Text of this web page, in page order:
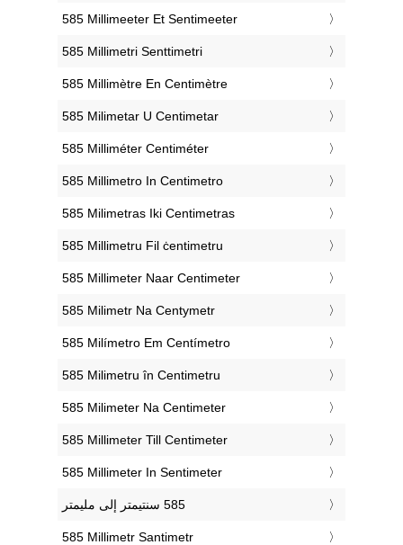
‎585 Millimeeter Et Sentimeeter
‎585 Millimetri Senttimetri
‎585 Millimètre En Centimètre
‎585 Milimetar U Centimetar
‎585 Milliméter Centiméter
‎585 Millimetro In Centimetro
‎585 Milimetras Iki Centimetras
‎585 Millimetru Fil ċentimetru
‎585 Millimeter Naar Centimeter
‎585 Milimetr Na Centymetr
‎585 Milímetro Em Centímetro
‎585 Milimetru în Centimetru
‎585 Milimeter Na Centimeter
‎585 Millimeter Till Centimeter
‎585 Millimeter In Sentimeter
‎585 Millimetr Santimetr